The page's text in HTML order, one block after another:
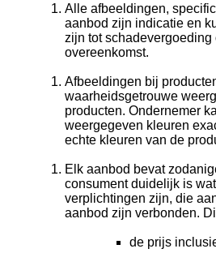
Alle afbeeldingen,
aanbod zijn indicatie en
zijn tot
overeenkomst.
Afbeeldingen bij
waarheidsgetrouwe
producten. Ondernemer
weergegeven kleuren
echte kleuren van de
Elk aanbod bevat
consument duidelijk is
verplichtingen zijn, die
aanbod zijn verbonden.
de prijs